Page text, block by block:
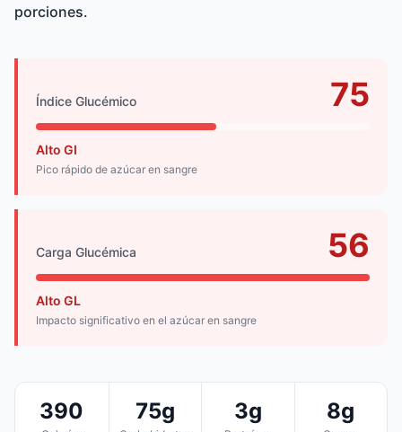
porciones.
Índice Glucémico 75
Alto GI
Pico rápido de azúcar en sangre
Carga Glucémica 56
Alto GL
Impacto significativo en el azúcar en sangre
390 75g 3g 8g